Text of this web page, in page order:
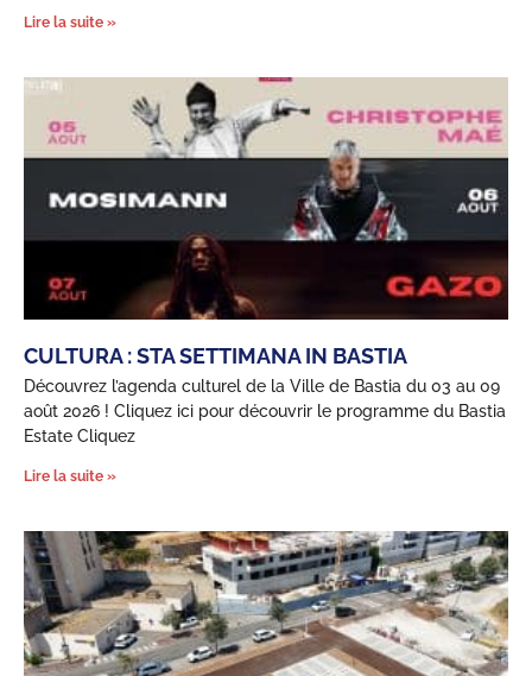
Lire la suite »
CULTURA : STA SETTIMANA IN BASTIA
Découvrez l’agenda culturel de la Ville de Bastia du 03 au 09
août 2026 ! Cliquez ici pour découvrir le programme du Bastia
Estate Cliquez
Lire la suite »